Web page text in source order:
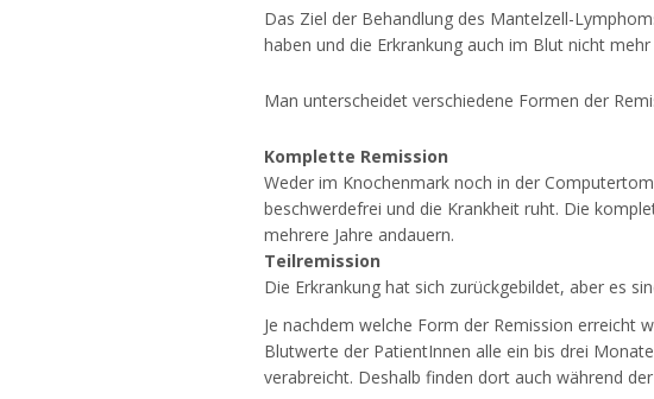
Das Ziel der Behandlung des Mantelzell-
haben und die Erkrankung auch im Blut nicht
Man unterscheidet verschiedene Formen der
Komplette Remission
Weder im Knochenmark noch in der
beschwerdefrei und die Krankheit ruht. Die
mehrere Jahre andauern.
Teilremission
Die Erkrankung hat sich zurückgebildet, aber es
Je nachdem welche Form der Remission erreicht
Blutwerte der PatientInnen alle ein bis drei
verabreicht. Deshalb finden dort auch während